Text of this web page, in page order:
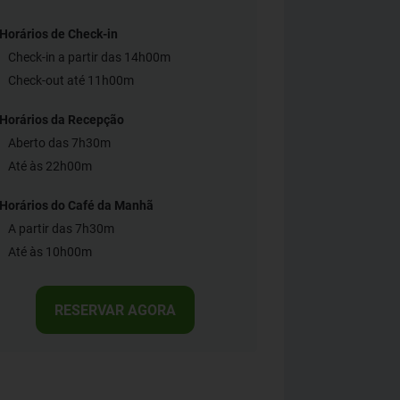
Horários de Check-in
Check-in a partir das 14h00m
Check-out até 11h00m
Horários da Recepção
Aberto das 7h30m
Até às 22h00m
Horários do Café da Manhã
A partir das 7h30m
Até às 10h00m
RESERVAR AGORA